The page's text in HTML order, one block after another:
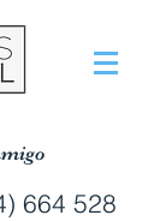
664 528